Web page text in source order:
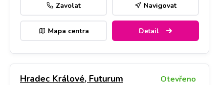
Zavolat Navigovat
Mapa centra Detail
Hradec Králové, Futurum Otevřeno